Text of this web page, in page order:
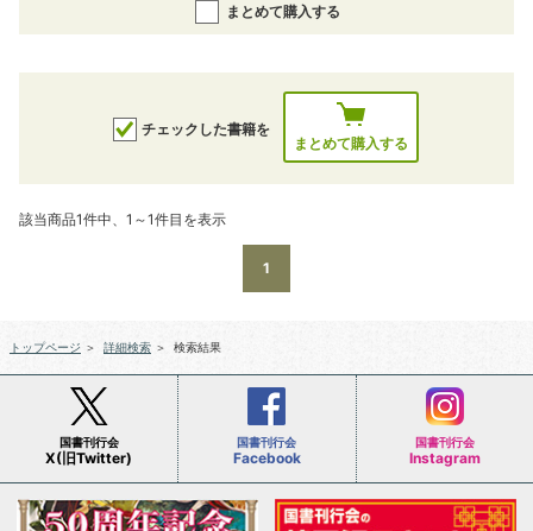
まとめて購入する
チェックした書籍を
まとめて購入する
該当商品1件中、1～1件目を表示
1
トップページ ＞ 詳細検索 ＞ 検索結果
国書刊行会
X(旧Twitter)
国書刊行会
Facebook
国書刊行会
Instagram